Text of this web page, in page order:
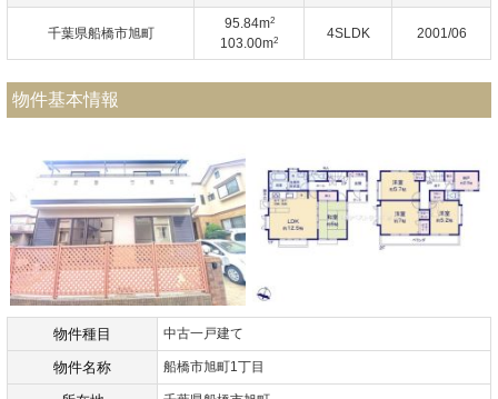
千葉県船橋市旭町
95.84m2
103.00m2 4SLDK 2001/06
物件基本情報
物件種目 中古一戸建て
物件名称 船橋市旭町1丁目